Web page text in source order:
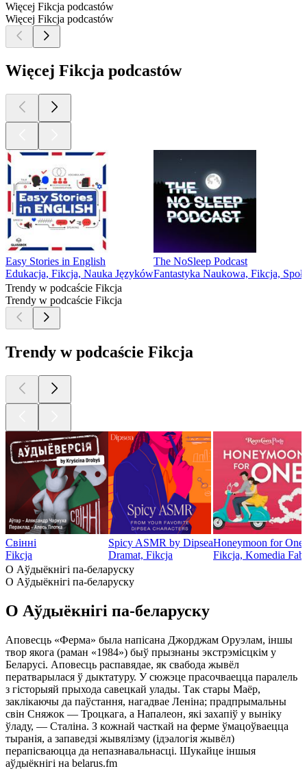
Więcej Fikcja podcastów
Więcej Fikcja podcastów
Więcej Fikcja podcastów
Easy Stories in English
Edukacja, Fikcja, Nauka Języków
The NoSleep Podcast
Fantastyka Naukowa, Fikcja,
Trendy w podcaście Fikcja
Trendy w podcaście Fikcja
Trendy w podcaście Fikcja
Свінні
Fikcja
Spicy ASMR by Dipsea
Dramat, Fikcja
Honeymoon for One
Fikcja, Komedia
O Аўдыёкнігі па-беларуску
O Аўдыёкнігі па-беларуску
O Аўдыёкнігі па-беларуску
Аповесць «Ферма» была напісана Джорджам Оруэлам, іншы
твор якога (раман «1984») быў прызнаны экстрэмісцкім у
Беларусі. Аповесць распавядае, як свабода жывёл
ператварылася ў дыктатуру. У сюжэце прасочваецца паралель
з гісторыяй прыхода савецкай улады. Так стары Маёр,
заклікаючы да паўстання, нагадвае Леніна; прадпрымальны
свін Сняжок — Троцкага, а Напалеон, які захапіў у выніку
ўладу, — Сталіна. З кожнай часткай на ферме ўмацоўваецца
тыранія, а запаведзі жывялізму (ідэалогія жывёл)
перапісваюцца да непазнавальнасці. Шукайце іншыя
аўдыёкнігі на belarus.fm